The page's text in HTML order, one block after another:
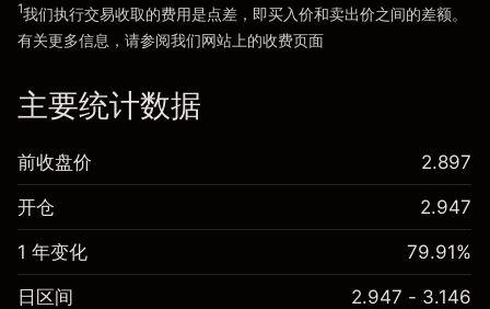
前往平台
1我们执行交易收取的费用是点差，即买入价和卖出价之间的差额。
有关更多信息，请参阅我们网站上的收费页面
主要统计数据
前收盘价 2.897
开仓 2.947
1 年变化 79.91%
日区间 2.947 - 3.146